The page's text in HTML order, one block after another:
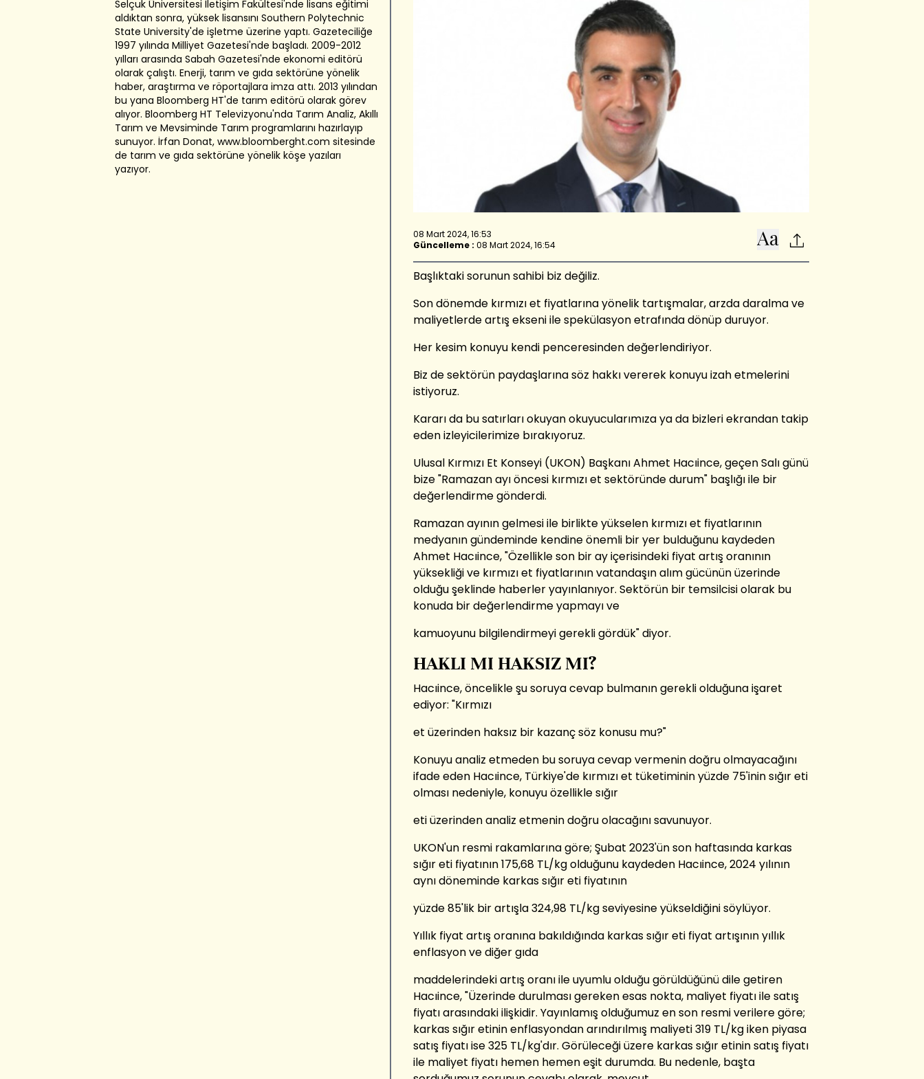
Selçuk Üniversitesi İletişim Fakültesi'nde lisans eğitimi
aldıktan sonra, yüksek lisansını Southern Polytechnic
State University'de işletme üzerine yaptı. Gazeteciliğe
1997 yılında Milliyet Gazetesi'nde başladı. 2009-2012
yılları arasında Sabah Gazetesi'nde ekonomi editörü
olarak çalıştı. Enerji, tarım ve gıda sektörüne yönelik
haber, araştırma ve röportajlara imza attı. 2013 yılından
bu yana Bloomberg HT'de tarım editörü olarak görev
alıyor. Bloomberg HT Televizyonu'nda Tarım Analiz, Akıllı
Tarım ve Mevsiminde Tarım programlarını hazırlayıp
sunuyor. İrfan Donat, www.bloomberght.com sitesinde
de tarım ve gıda sektörüne yönelik köşe yazıları
yazıyor.
08 Mart 2024, 16:53
Güncelleme : 08 Mart 2024, 16:54
Başlıktaki sorunun sahibi biz değiliz.
Son dönemde kırmızı et fiyatlarına yönelik tartışmalar, arzda daralma ve
maliyetlerde artış ekseni ile spekülasyon etrafında dönüp duruyor.
Her kesim konuyu kendi penceresinden değerlendiriyor.
Biz de sektörün paydaşlarına söz hakkı vererek konuyu izah etmelerini
istiyoruz.
Kararı da bu satırları okuyan okuyucularımıza ya da bizleri ekrandan takip
eden izleyicilerimize bırakıyoruz.
Ulusal Kırmızı Et Konseyi (UKON) Başkanı Ahmet Hacıince, geçen Salı günü
bize "Ramazan ayı öncesi kırmızı et sektöründe durum" başlığı ile bir
değerlendirme gönderdi.
Ramazan ayının gelmesi ile birlikte yükselen kırmızı et fiyatlarının
medyanın gündeminde kendine önemli bir yer bulduğunu kaydeden
Ahmet Hacıince, "Özellikle son bir ay içerisindeki fiyat artış oranının
yüksekliği ve kırmızı et fiyatlarının vatandaşın alım gücünün üzerinde
olduğu şeklinde haberler yayınlanıyor. Sektörün bir temsilcisi olarak bu
konuda bir değerlendirme yapmayı ve
kamuoyunu bilgilendirmeyi gerekli gördük" diyor.
HAKLI MI HAKSIZ MI?
Hacıince, öncelikle şu soruya cevap bulmanın gerekli olduğuna işaret
ediyor: "Kırmızı
et üzerinden haksız bir kazanç söz konusu mu?"
Konuyu analiz etmeden bu soruya cevap vermenin doğru olmayacağını
ifade eden Hacıince, Türkiye'de kırmızı et tüketiminin yüzde 75'inin sığır eti
olması nedeniyle, konuyu özellikle sığır
eti üzerinden analiz etmenin doğru olacağını savunuyor.
UKON'un resmi rakamlarına göre; Şubat 2023'ün son haftasında karkas
sığır eti fiyatının 175,68 TL/kg olduğunu kaydeden Hacıince, 2024 yılının
aynı döneminde karkas sığır eti fiyatının
yüzde 85'lik bir artışla 324,98 TL/kg seviyesine yükseldiğini söylüyor.
Yıllık fiyat artış oranına bakıldığında karkas sığır eti fiyat artışının yıllık
enflasyon ve diğer gıda
maddelerindeki artış oranı ile uyumlu olduğu görüldüğünü dile getiren
Hacıince, "Üzerinde durulması gereken esas nokta, maliyet fiyatı ile satış
fiyatı arasındaki ilişkidir. Yayınlamış olduğumuz en son resmi verilere göre;
karkas sığır etinin enflasyondan arındırılmış maliyeti 319 TL/kg iken piyasa
satış fiyatı ise 325 TL/kg'dır. Görüleceği üzere karkas sığır etinin satış fiyatı
ile maliyet fiyatı hemen hemen eşit durumda. Bu nedenle, başta